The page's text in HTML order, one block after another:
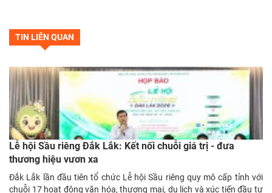
TIN LIÊN QUAN
Lễ hội Sầu riêng Đắk Lắk: Kết nối chuỗi giá trị - đưa
thương hiệu vươn xa
Đắk Lắk lần đầu tiên tổ chức Lễ hội Sầu riêng quy mô cấp tỉnh với
chuỗi 17 hoạt động văn hóa, thương mại, du lịch và xúc tiến đầu tư